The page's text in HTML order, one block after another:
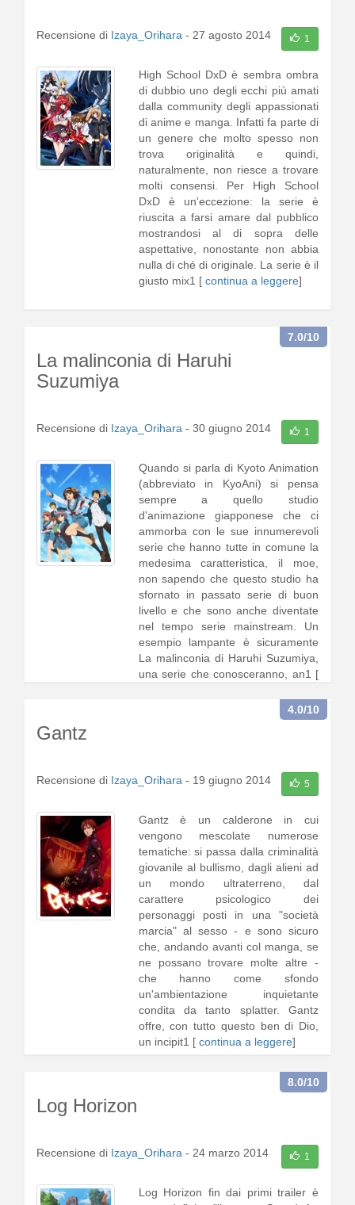
Recensione di Izaya_Orihara - 27 agosto 2014 1
High School DxD è sembra ombra
di dubbio uno degli ecchi più amati
dalla community degli appassionati
di anime e manga. Infatti fa parte di
un genere che molto spesso non
trova originalità e quindi,
naturalmente, non riesce a trovare
molti consensi. Per High School
DxD è un'eccezione: la serie è
riuscita a farsi amare dal pubblico
mostrandosi al di sopra delle
aspettative, nonostante non abbia
nulla di ché di originale. La serie è il
giusto mix1 [ continua a leggere]
La malinconia di Haruhi
Suzumiya
7.0/10
Recensione di Izaya_Orihara - 30 giugno 2014 1
Quando si parla di Kyoto Animation
(abbreviato in KyoAni) si pensa
sempre a quello studio
d'animazione giapponese che ci
ammorba con le sue innumerevoli
serie che hanno tutte in comune la
medesima caratteristica, il moe,
non sapendo che questo studio ha
sfornato in passato serie di buon
livello e che sono anche diventate
nel tempo serie mainstream. Un
esempio lampante è sicuramente
La malinconia di Haruhi Suzumiya,
una serie che conosceranno, an1 [
Gantz
4.0/10
Recensione di Izaya_Orihara - 19 giugno 2014 5
Gantz è un calderone in cui
vengono mescolate numerose
tematiche: si passa dalla criminalità
giovanile al bullismo, dagli alieni ad
un mondo ultraterreno, dal
carattere psicologico dei
personaggi posti in una "società
marcia" al sesso - e sono sicuro
che, andando avanti col manga, se
ne possano trovare molte altre -
che hanno come sfondo
un'ambientazione inquietante
condita da tanto splatter. Gantz
offre, con tutto questo ben di Dio,
un incipit1 [ continua a leggere]
Log Horizon
8.0/10
Recensione di Izaya_Orihara - 24 marzo 2014 1
Log Horizon fin dai primi trailer è